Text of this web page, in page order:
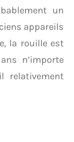
un
appareils
la rouille est
n’importe
relativement